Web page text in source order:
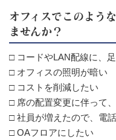
オフィスでこのよう
ませんか？
□ コードやLAN配線に、
□ オフィスの照明が暗い
□ コストを削減したい
□ 席の配置変更に伴って
□ 社員が増えたので、電
□ OAフロアにしたい